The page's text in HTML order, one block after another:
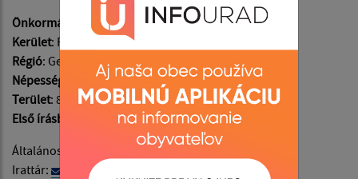
Önkormányzati régió : Banskobystrický
Kerület: Rimavská Sobota
Régió: Gemer
Népesség
Terület: 859 ha
Első írásbeli említés : 1216
Általános információk:
info@janice.sk
Irattár:
podatelna@janice.sk